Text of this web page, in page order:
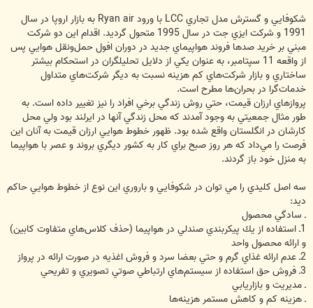
شكوفايي و گسترش مدل تجاري LCC با ورود Ryan air به بازار اروپا در سال
1991 و شركت ايزي جت در سال 1995 متحول گرديد. اقدام اين دو شركت
مبني بر خريد صدها فروند هواپيماي جديد در دوران افول حمل‌ونقل هوايي پس
از واقعه 11 سپتامبر، به عنوان يكي از دلايل تحليلگران در استحكام بيشتر
ساختاري و بازار شركت‌هاي كم هزينه نسبت به ديگر شركت‌هاي متداول
خدمات‌گرا در بحران‌ها مطرح است.
پروازهاي ارزان قيمت، حتي روش زندگي برخي افراد را نيز تغيير داده است. به
طور مثال جمعيتي به وجود آمدند كه محل زندگي آنها در ايرلند بود ولي محل
كارشان در انگلستان واقع شده بود. ظهور خطوط هوايي ارزان قيمت به آنان اين
فرصت را مي‌داد كه هر روز صبح براي كار به كشور ديگري بروند و عصر با هواپيما
به منزل خود باز گردند.
سه اصل كليدي را مي توان در شكوفايي و باروري اين نوع از خطوط هوايي حاكم
ديد:
ـ سادگي محصول
1ـ استفاده از يك پيكربندي صندلي در هواپيما (حذف كلاس‌هاي متفاوت كابين)
و ارائه محصول واحد
2ـ عدم ارائه غذاي گرم و حتي بعضا سرد و فروش اغذيه در صورت ارائه در پرواز
3ـ فروش حق استفاده از سيستم‌هاي ارتباطي صوتي تصويري و تفريحي
ـ مديريت و بازاريابي
ـ هزينه كم و كاهش مستمر هزينه‌ها